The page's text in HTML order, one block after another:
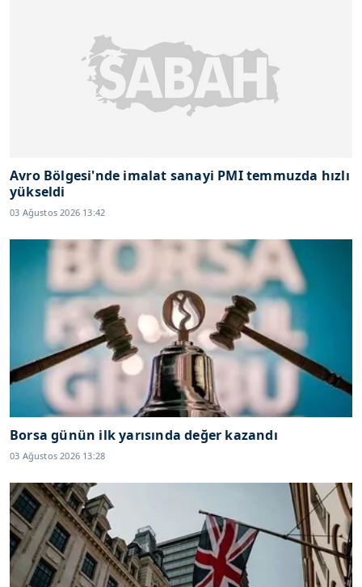
Avro Bölgesi'nde imalat sanayi PMI temmuzda hızlı
yükseldi
03 Ağustos 2026 13:42
Borsa günün ilk yarısında değer kazandı
03 Ağustos 2026 13:28